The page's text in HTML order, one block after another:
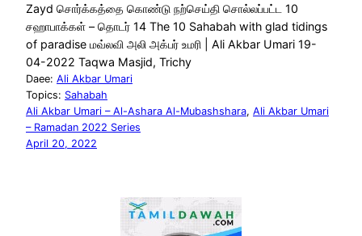
Zayd சொர்க்கத்தை கொண்டு நற்செய்தி சொல்லப்பட்ட 10
சஹாபாக்கள் – தொடர் 14 The 10 Sahabah with glad tidings
of paradise மவ்லவி அலி அக்பர் உமரி | Ali Akbar Umari 19-
04-2022 Taqwa Masjid, Trichy
Daee: Ali Akbar Umari
Topics: Sahabah
Ali Akbar Umari – Al-Ashara Al-Mubashshara, Ali Akbar Umari
– Ramadan 2022 Series
April 20, 2022